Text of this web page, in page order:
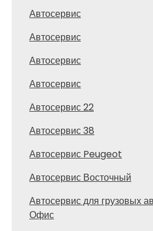
Автосервис
Автосервис
Автосервис
Автосервис
Автосервис 22
Автосервис 38
Автосервис Peugeot
Автосервис Восточный
Автосервис для грузовых
Офис